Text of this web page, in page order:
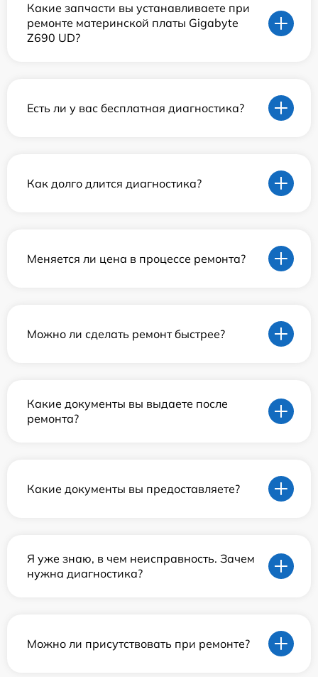
Какие запчасти вы устанавливаете при
ремонте материнской платы Gigabyte
Z690 UD?
Есть ли у вас бесплатная диагностика?
Как долго длится диагностика?
Меняется ли цена в процессе ремонта?
Можно ли сделать ремонт быстрее?
Какие документы вы выдаете после
ремонта?
Какие документы вы предоставляете?
Я уже знаю, в чем неисправность. Зачем
нужна диагностика?
Можно ли присутствовать при ремонте?